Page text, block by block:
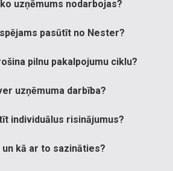
uzņēmums nodarbojas?
pasūtīt no Nester?
pilnu pakalpojumu ciklu?
uzņēmuma darbība?
individuālus risinājumus?
kā ar to sazināties?